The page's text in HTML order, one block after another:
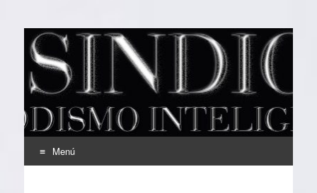
EL SINDICAL
Periodismo Inteligente
Menú